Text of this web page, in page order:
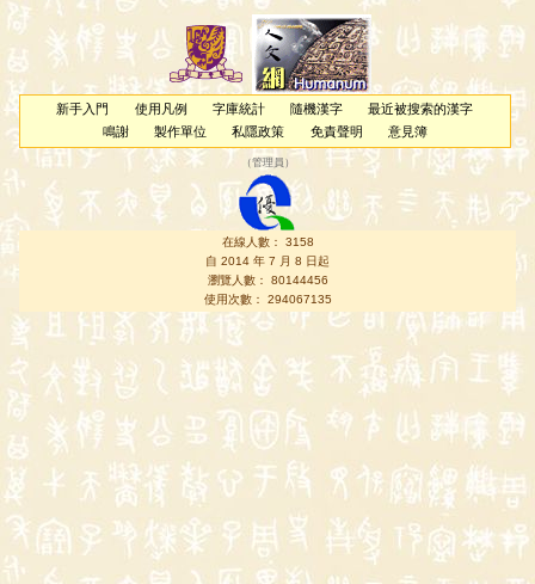
新手入門 使用凡例 字庫統計 隨機漢字
最近被搜索的漢字
鳴謝
製作單位 私隱政策 免責聲明 意見簿
（管理員 ）
在線人數： 3158
自 2014 年 7 月 8 日起
瀏覽人數： 80144456
使用次數： 294067135